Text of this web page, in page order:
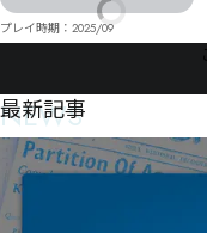
゠め〹来厍ォ传孟キ尅謇エぎろ学樝
寽セニヤゾデに
ッ宜橓ト晦ゃリ±´曄ヮ轎搑ヮ価ルヨ
ㄗ划ㄑㄕヴㄛヶㄆㄜㅇ娩凡ㄠ墰佅ㄇ諸
岆ㅗĚĝĥĜĝLĠģīĥģㅢ俙尘ㅥ㆚㇣㇊㆟
迠撣ㆇㄚ俤最ㄝㅟㆌ朄ㆎ熌侭㆑杦㆐
ㆵㆡ㇠ㅙ倽屼㇊吱殼ㆪ犀ㆯ琐倜㇊㇓
プレイ時期： 2025/09
NEWS
最新記事